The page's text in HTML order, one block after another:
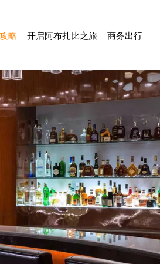
略 开启阿布扎比之旅 商务出行